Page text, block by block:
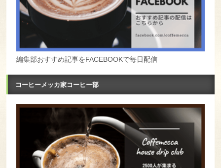
編集部おすすめ記事をFACEBOOKで毎日配信
コーヒーメッカ家コーヒー部